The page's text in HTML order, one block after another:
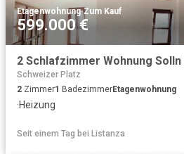
Etagenwohnung·Zum Kauf
599.000 €
Schweizer Platz
2 Zimmer1 BadezimmerEtagenwohnung
·Heizung
Seit einem Tag bei Listanza